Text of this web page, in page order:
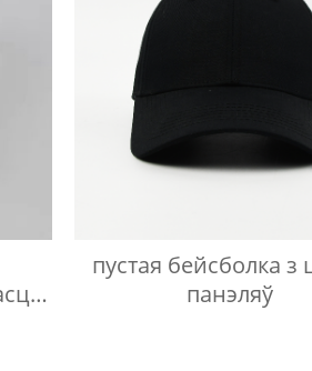
пустая бейсболка з
панэляў